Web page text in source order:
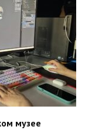
музее